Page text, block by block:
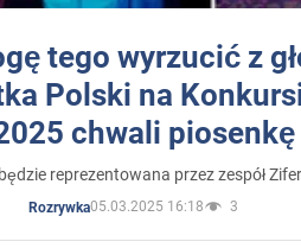
tego wyrzucić z
Polski na
chwali
reprezentowana przez zespół
Rozrywka05.03.2025 16:18 3